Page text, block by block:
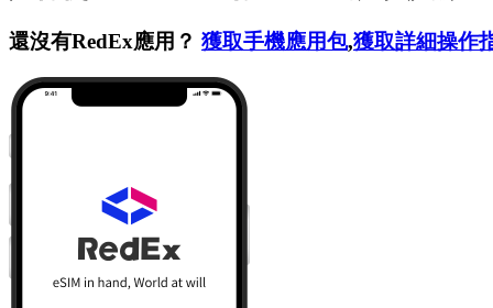
還沒有RedEx應用？ 獲取手機應用包,獲取詳細操作